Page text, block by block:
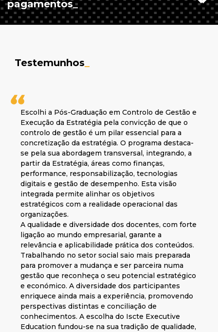
pagamentos_
Testemunhos
Escolhi a Pós-Graduação em Controlo de Gestão e
Execução da Estratégia pela convicção de que o
controlo de gestão é um pilar essencial para a
concretização da estratégia. O programa destaca-
se pela sua abordagem transversal, integrando, a
partir da Estratégia, áreas como finanças,
performance, responsabilização, tecnologias
digitais e gestão de desempenho. Esta visão
integrada permite alinhar os objetivos
estratégicos com a realidade operacional das
organizações.
A qualidade e diversidade dos docentes, com forte
ligação ao mundo empresarial, garante a
relevância e aplicabilidade prática dos conteúdos.
Trabalhando no setor social saio mais preparada
para promover a mudança e ser parceira numa
gestão que reconheça o seu potencial estratégico
e económico. A diversidade dos participantes
enriquece ainda mais a experiência, promovendo
perspectivas distintas e conciliação de
conhecimentos. A escolha do Iscte Executive
Education fundou-se na sua tradição de qualidade,